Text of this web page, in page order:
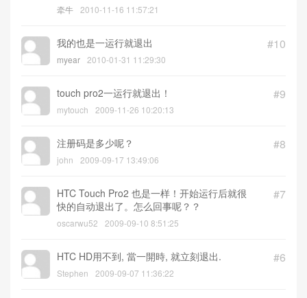
牵牛 2010-11-16 11:57:21
#10
我的也是一运行就退出
myear 2010-01-31 11:29:30
#9
touch pro2一运行就退出！
mytouch 2009-11-26 10:20:13
#8
注册码是多少呢？
john 2009-09-17 13:49:06
#7
HTC Touch Pro2 也是一样！开始运行后就很
快的自动退出了。怎么回事呢？？
oscarwu52 2009-09-10 8:51:25
#6
HTC HD用不到, 當一開時, 就立刻退出.
Stephen 2009-09-07 11:36:22